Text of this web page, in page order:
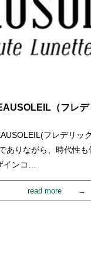
（フレデ
フレデリッ
ありながら、時代性も
インコ…
read more